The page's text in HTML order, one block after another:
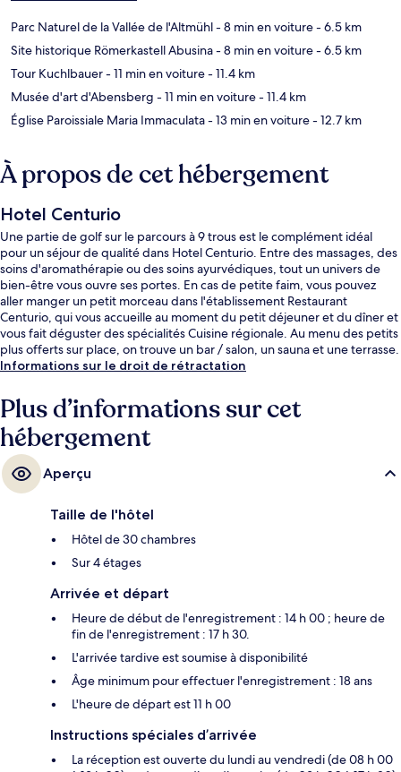
Parc Naturel de la Vallée de l'Altmühl- 8 min en voiture- 6.5 km
Site historique Römerkastell Abusina- 8 min en voiture- 6.5 km
Tour Kuchlbauer- 11 min en voiture- 11.4 km
Musée d'art d'Abensberg - 11 min en voiture- 11.4 km
Église Paroissiale Maria Immaculata- 13 min en voiture- 12.7 km
À propos de cet hébergement
Hotel Centurio
Une partie de golf sur le parcours à 9 trous est le complément idéal
pour un séjour de qualité dans Hotel Centurio. Entre des massages, des
soins d'aromathérapie ou des soins ayurvédiques, tout un univers de
bien-être vous ouvre ses portes. En cas de petite faim, vous pouvez
aller manger un petit morceau dans l'établissement Restaurant
Centurio, qui vous accueille au moment du petit déjeuner et du dîner et
vous fait déguster des spécialités Cuisine régionale. Au menu des petits
plus offerts sur place, on trouve un bar / salon, un sauna et une terrasse.
Sympa non ?
Informations sur le droit de rétractation
Plus d’informations sur cet
hébergement
Aperçu
Taille de l'hôtel
Hôtel de 30 chambres
Sur 4 étages
Arrivée et départ
Heure de début de l'enregistrement : 14 h 00 ; heure de
fin de l'enregistrement : 17 h 30.
L'arrivée tardive est soumise à disponibilité
Âge minimum pour effectuer l'enregistrement : 18 ans
L'heure de départ est 11 h 00
Instructions spéciales d’arrivée
La réception est ouverte du lundi au vendredi (de 08 h 00